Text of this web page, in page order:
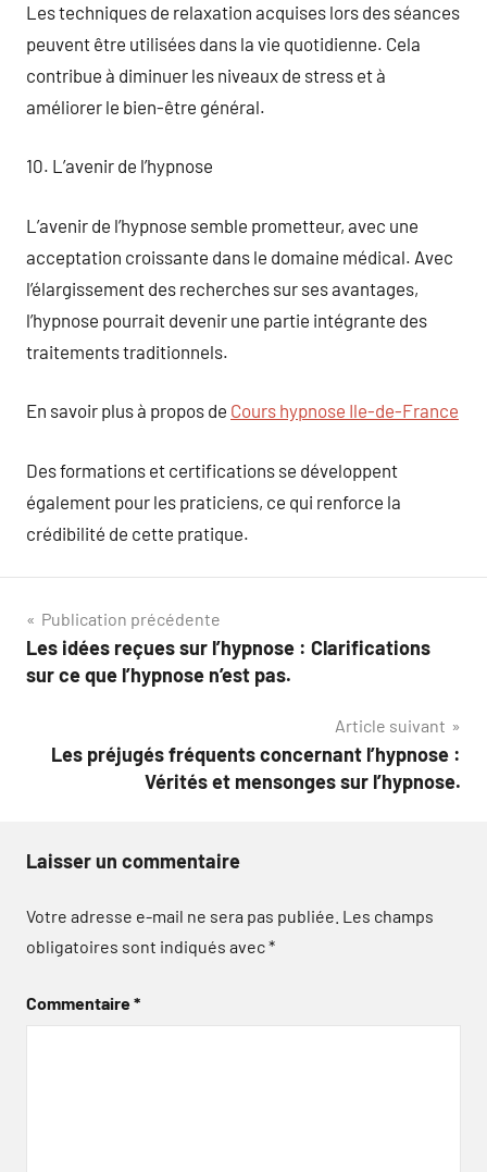
Les techniques de relaxation acquises lors des séances
peuvent être utilisées dans la vie quotidienne. Cela
contribue à diminuer les niveaux de stress et à
améliorer le bien-être général.
10. L’avenir de l’hypnose
L’avenir de l’hypnose semble prometteur, avec une
acceptation croissante dans le domaine médical. Avec
l’élargissement des recherches sur ses avantages,
l’hypnose pourrait devenir une partie intégrante des
traitements traditionnels.
En savoir plus à propos de Cours hypnose Ile-de-France
Des formations et certifications se développent
également pour les praticiens, ce qui renforce la
crédibilité de cette pratique.
Navigation
de
Publication précédente
Les idées reçues sur l’hypnose : Clarifications
sur ce que l’hypnose n’est pas.
Article suivant
Les préjugés fréquents concernant l’hypnose :
Vérités et mensonges sur l’hypnose.
Laisser un commentaire
Votre adresse e-mail ne sera pas publiée. Les champs
obligatoires sont indiqués avec*
Commentaire*